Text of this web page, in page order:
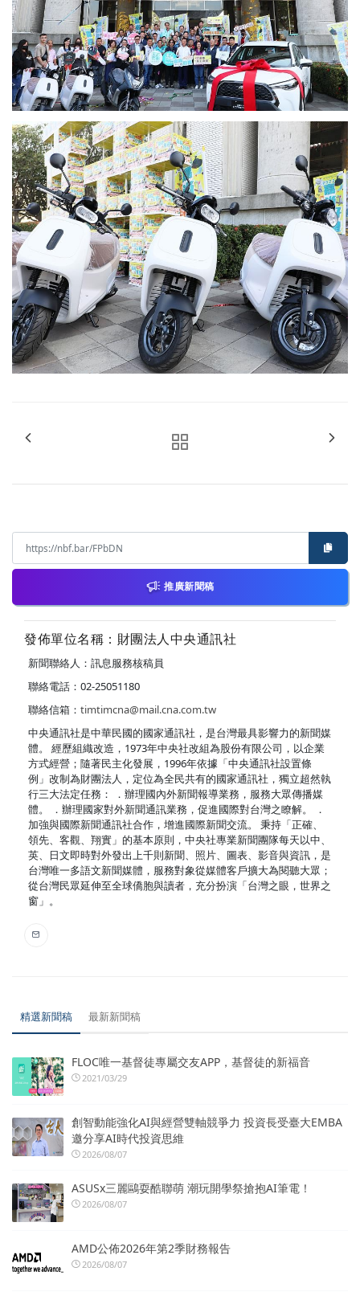
推廣新聞稿
發佈單位名稱：財團法人中央通訊社
新聞聯絡人：訊息服務核稿員
聯絡電話：02-25051180
聯絡信箱： timtimcna@mail.cna.com.tw
中央通訊社是中華民國的國家通訊社，是台灣最具影響力的新聞媒
體。 經歷組織改造，1973年中央社改組為股份有限公司，以企業
方式經營；隨著民主化發展，1996年依據「中央通訊社設置條
例」改制為財團法人，定位為全民共有的國家通訊社，獨立超然執
行三大法定任務： ．辦理國內外新聞報導業務，服務大眾傳播媒
體。 ．辦理國家對外新聞通訊業務，促進國際對台灣之瞭解。 ．
加強與國際新聞通訊社合作，增進國際新聞交流。 秉持「正確、
領先、客觀、翔實」的基本原則，中央社專業新聞團隊每天以中、
英、日文即時對外發出上千則新聞、照片、圖表、影音與資訊，是
台灣唯一多語文新聞媒體，服務對象從媒體客戶擴大為閱聽大眾；
從台灣民眾延伸至全球僑胞與讀者，充分扮演「台灣之眼，世界之
窗」。
精選新聞稿 最新新聞稿
FLOC唯一基督徒專屬交友APP，基督徒的新福音
2021/03/29
創智動能強化AI與經營雙軸競爭力 投資長受臺大EMBA
邀分享AI時代投資思維
2026/08/07
ASUSx三麗鷗耍酷聯萌 潮玩開學祭搶抱AI筆電！
2026/08/07
AMD公佈2026年第2季財務報告
2026/08/07